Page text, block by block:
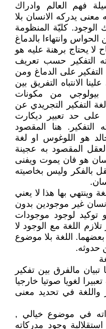
فهم العالم وادراك
معنى يدركه الانسان بلا
الوجود. كليّة المنظومة
الحواس وانتهاءا بالدماغ
لا يحتاج برهنة عليه هو
التفكير حسب تعريف
على الدماغ ومن
الانتباه التفريق بين
بيولوجي من مكونات
التفكير التجريدي عن
على حد تعبير ديكارت
التفكير. هنا المقصود
هو اللوغوس او لغة
المقصود به عجينة
هو فان يموت ويفنى
بالفكر وليس بخاصيته
وينتهي بها هذا لا يعني
غير موجودين بدون
توكيد لوجود موجودات
اللغة مع الوجود لا
اللغة بلا موضوع
حدوثه.
مالفرق بين تفكير
لغويا صوتيا خارجيا
واللغة في تحديد معنى
في موضوع خيالي ,
وجود مدركاته